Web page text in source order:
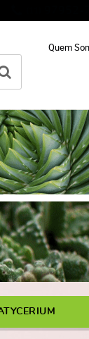
Quem